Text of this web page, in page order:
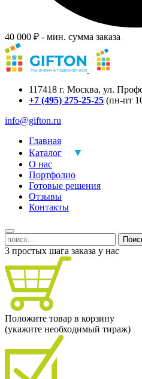
40 000 ₽ - мин. сумма заказа
117418 г. Москва, ул.
+7 (495) 275-25-25 (пн-пт
info@gifton.ru
Главная
Каталог
О нас
Портфолио
Готовые решения
Отзывы
Контакты
3 простых шага заказа у нас
Положите товар в корзину
(укажите необходимый тираж)